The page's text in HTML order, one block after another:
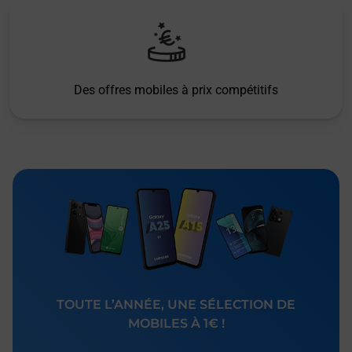
Des offres mobiles à prix compétitifs
TOUTE L’ANNÉE, UNE SÉLECTION DE
MOBILES À 1€ !